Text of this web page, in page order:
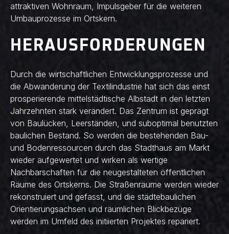
attraktiven Wohnraum, Impulsgeber für die weiteren
Umbauprozesse im Ortskern.
HERAUSFORDERUNGEN
Durch die wirtschaftlichen Entwicklungsprozesse und
die Abwanderung der Textilindustrie hat sich das einst
prosperierende mittelstädtische Albstadt in den letzten
Jahrzehnten stark verändert. Das Zentrum ist geprägt
von Baulücken, Leerständen, und suboptimal benutzten
baulichen Bestand. So werden die bestehenden Bau-
und Bodenressourcen durch das Stadthaus am Markt
wieder aufgewertet und wirken als wertige
Nachbarschaften für die neugestalteten öffentlichen
Räume des Ortskerns. Die Straßenräume werden wieder
rekonstruiert und gefasst, und die städtebaulichen
Orientierungsachsen und räumlichen Blickbezüge
werden im Umfeld des initiierten Projektes repariert.